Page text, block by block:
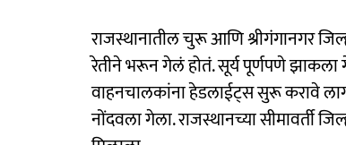
राजस्थानातील चुरू आणि श्रीगंगानगर
रेतीने भरून गेलं होतं. सूर्य पूर्णपणे
वाहनचालकांना हेडलाईट्स सुरू करावे
नोंदवला गेला. राजस्थानच्या सीमावर्ती